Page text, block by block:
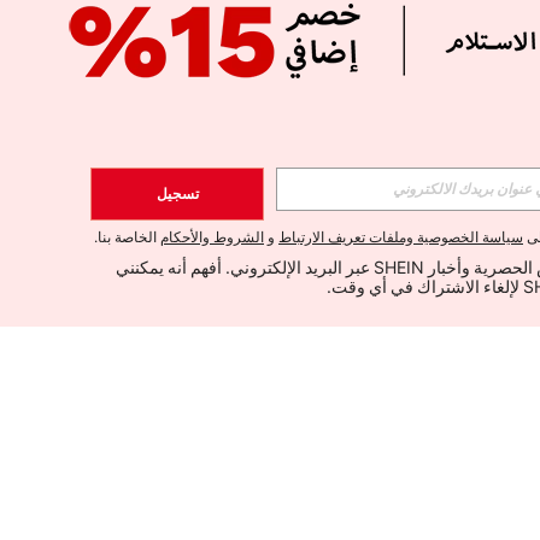
تسجيل
سياسة الخصوصية وملفات تعريف الارتباط و الشروط والأحكام الخاصة بنا.
أود تلقي العروض الحصرية وأخبار SHEIN عبر البريد الإلكتروني. أفهم أنه يمكنني